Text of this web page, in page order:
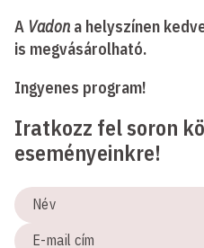
A Vadon a helyszínen
is megvásárolható.
Ingyenes program!
Iratkozz fel soron
eseményeinkre!
Név
E-